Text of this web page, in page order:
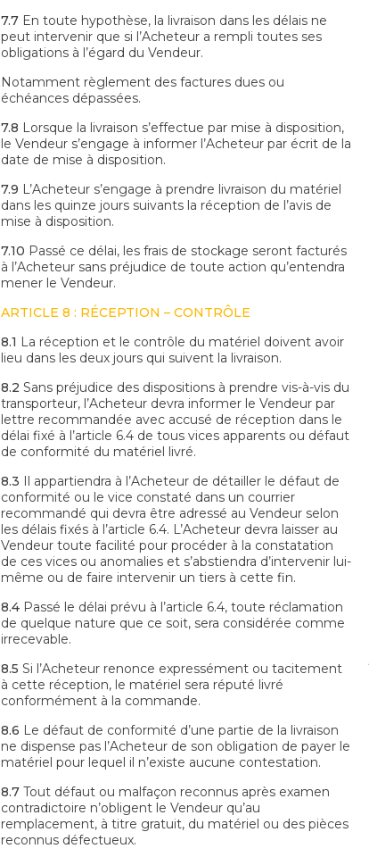
7.7En toute hypothèse, la livraison dans les délais ne
peut intervenir que si l’Acheteur a rempli toutes ses
obligations à l’égard du Vendeur.
Notamment règlement des factures dues ou
échéances dépassées.
7.8 Lorsque la livraison s’effectue par mise à disposition,
le Vendeur s’engage à informer l’Acheteur par écrit de la
date de mise à disposition.
7.9 L’Acheteur s’engage à prendre livraison du matériel
dans les quinze jours suivants la réception de l’avis de
mise à disposition.
7.10 Passé ce délai, les frais de stockage seront facturés
à l’Acheteur sans préjudice de toute action qu’entendra
mener le Vendeur.
ARTICLE 8 : RÉCEPTION – CONTRÔLE
8.1 La réception et le contrôle du matériel doivent avoir
lieu dans les deux jours qui suivent la livraison.
8.2 Sans préjudice des dispositions à prendre vis-à-vis du
transporteur, l’Acheteur devra informer le Vendeur par
lettre recommandée avec accusé de réception dans le
délai fixé à l’article 6.4 de tous vices apparents ou défaut
de conformité du matériel livré.
8.3 Il appartiendra à l’Acheteur de détailler le défaut de
conformité ou le vice constaté dans un courrier
recommandé qui devra être adressé au Vendeur selon
les délais fixés à l’article 6.4. L’Acheteur devra laisser au
Vendeur toute facilité pour procéder à la constatation
de ces vices ou anomalies et s’abstiendra d’intervenir lui-
même ou de faire intervenir un tiers à cette fin.
8.4Passé le délai prévu à l’article 6.4, toute réclamation
de quelque nature que ce soit, sera considérée comme
irrecevable.
8.5 Si l’Acheteur renonce expressément ou tacitement
à cette réception, le matériel sera réputé livré
conformément à la commande.
8.6 Le défaut de conformité d’une partie de la livraison
ne dispense pas l’Acheteur de son obligation de payer le
matériel pour lequel il n’existe aucune contestation.
8.7Tout défaut ou malfaçon reconnus après examen
contradictoire n’obligent le Vendeur qu’au
remplacement, à titre gratuit, du matériel ou des pièces
reconnus défectueux.